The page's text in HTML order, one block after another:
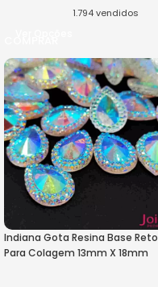
1.794vendidos
Indiana Gota Resina Base Reto
Para Colagem 13mm X 18mm